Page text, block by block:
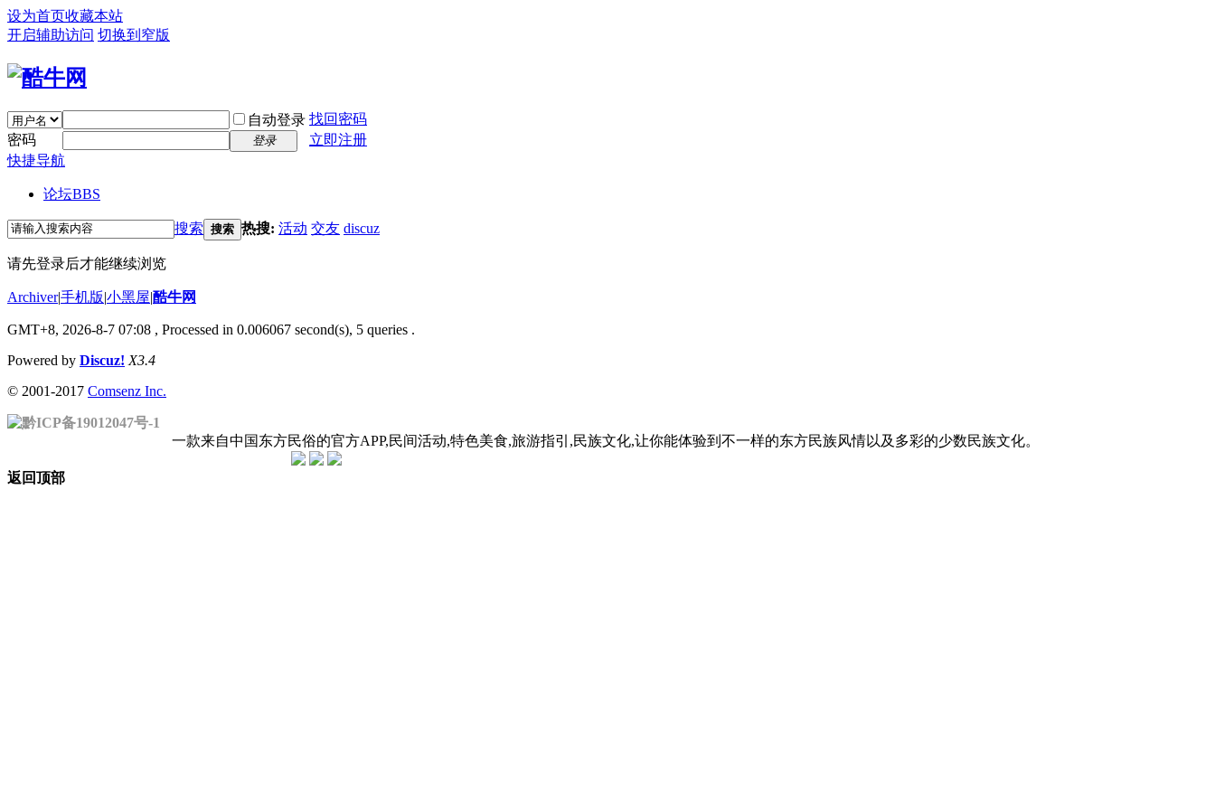
设为首页收藏本站
开启辅助访问 切换到窄版
自动登录 找回密码
密码
登录
立即注册
快捷导航
论坛BBS
搜索 搜索 热搜: 活动 交友 discuz
请先登录后才能继续浏览
Archiver|手机版|小黑屋|酷牛网
GMT+8, 2026-8-7 07:08 , Processed in 0.006067 second(s), 5 queries .
Powered by Discuz! X3.4
© 2001-2017 Comsenz Inc.
黔ICP备19012047号-1
一款来自中国东方民俗的官方APP,民间活动,特色美食,旅游指引,民族文化,让你能体验到不一样的东方民族风情以及多彩的少数民族文化。
返回顶部